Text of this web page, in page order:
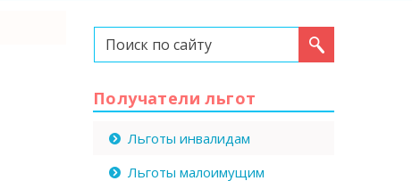
Искать...
Получатели льгот
Льготы инвалидам
Льготы малоимущим